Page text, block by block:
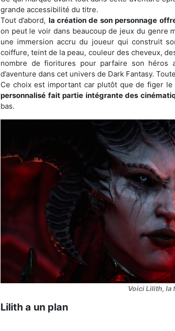
grande accessibilité du titre.
Tout d’abord, la création de son personnage
on peut le voir dans beaucoup de jeux du genre
une immersion accru du joueur qui construit
coiffure, teint de la peau, couleur des cheveux,
nombre de fioritures pour parfaire son héros
d’aventure dans cet univers de Dark Fantasy.
Ce choix est important car plutôt que de figer
personnalisé fait partie intégrante des
bas.
Voici Lilith, la
Lilith a un plan